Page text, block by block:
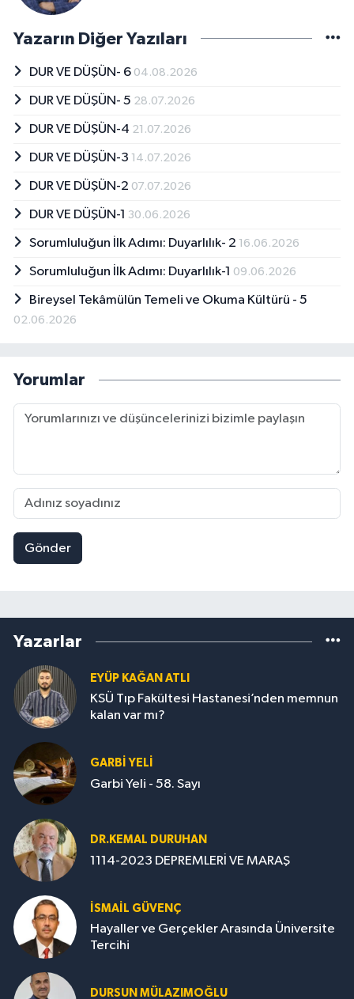
Yazarın Diğer Yazıları
DUR VE DÜŞÜN- 6 04.08.2026
DUR VE DÜŞÜN- 5 28.07.2026
DUR VE DÜŞÜN-4 21.07.2026
DUR VE DÜŞÜN-3 14.07.2026
DUR VE DÜŞÜN-2 07.07.2026
DUR VE DÜŞÜN-1 30.06.2026
Sorumluluğun İlk Adımı: Duyarlılık- 2 16.06.2026
Sorumluluğun İlk Adımı: Duyarlılık-1 09.06.2026
Bireysel Tekâmülün Temeli ve Okuma Kültürü - 5
02.06.2026
Yorumlar
Gönder
Yazarlar
EYÜP KAĞAN ATLI
KSÜ Tıp Fakültesi Hastanesi’nden memnun
kalan var mı?
GARBI YELI
Garbi Yeli - 58. Sayı
DR.KEMAL DURUHAN
1114-2023 DEPREMLERİ VE MARAŞ
İSMAİL GÜVENÇ
Hayaller ve Gerçekler Arasında Üniversite
Tercihi
DURSUN MÜLAZIMOĞLU